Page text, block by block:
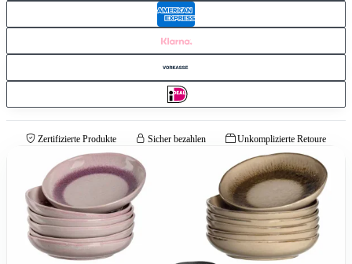
Zertifizierte Produkte Sicher bezahlen Unkomplizierte Retoure